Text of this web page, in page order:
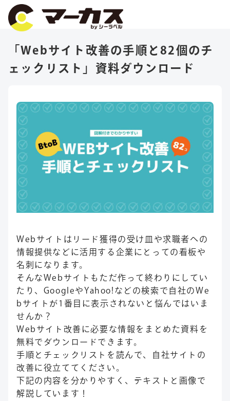
「Webサイト改善の手順と82個のチ
ェックリスト」資料ダウンロード
Webサイトはリード獲得の受け皿や求職者への
情報提供などに活用する企業にとっての看板や
名刺になります。
そんなWebサイトもただ作って終わりにしてい
たり、GoogleやYahoo!などの検索で自社のWe
bサイトが1番目に表示されないと悩んではいま
せんか？
Webサイト改善に必要な情報をまとめた資料を
無料でダウンロードできます。
手順とチェックリストを読んで、自社サイトの
改善に役立ててください。
下記の内容を分かりやすく、テキストと画像で
解説しています！